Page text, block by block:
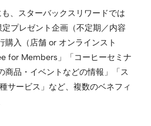
、スターバックスリワードでは
プレゼント企画（不定期／内容
購入（店舗 or オンラインスト
for Members」「コーヒーセミナ
商品・イベントなどの情報」「ス
サービス」など、複数のベネフィ